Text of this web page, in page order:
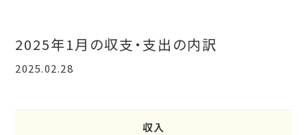
2025年1月の収支・支出の内訳
2025.02.28
収入